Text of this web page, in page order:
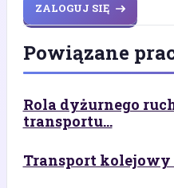
ZALOGUJ SIĘ
Powiązane
Rola dyżurnego
transportu...
Transport kolejowy